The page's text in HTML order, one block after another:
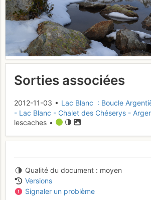
Sorties associées
2012-11-03 • Lac Blanc : Boucle
- Lac Blanc - Chalet des Chéserys -
lescaches •
Qualité du document
moyen
Versions
Signaler un problème